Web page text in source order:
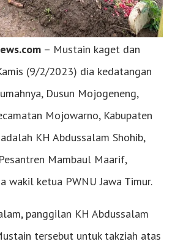
– Mustain kaget dan
(9/2/2023) dia kedatangan
Dusun Mojogeneng,
Mojowarno, Kabupaten
KH Abdussalam Shohib,
Mambaul Maarif,
wakil ketua PWNU Jawa Timur.
panggilan KH Abdussalam
tersebut untuk takziah atas